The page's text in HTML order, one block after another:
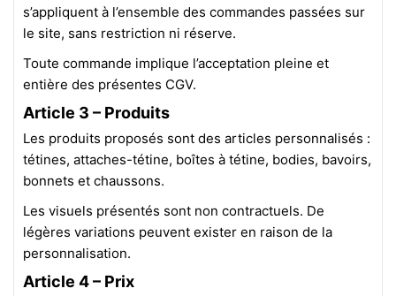
s’appliquent à l’ensemble des commandes passées sur
le site, sans restriction ni réserve.
Toute commande implique l’acceptation pleine et
entière des présentes CGV.
Article 3 – Produits
Les produits proposés sont des articles personnalisés :
tétines, attaches-tétine, boîtes à tétine, bodies, bavoirs,
bonnets et chaussons.
Les visuels présentés sont non contractuels. De
légères variations peuvent exister en raison de la
personnalisation.
Article 4 – Prix